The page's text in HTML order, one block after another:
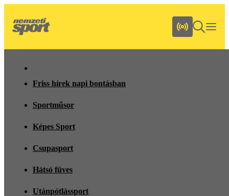
Friss hírek napi bontásban
Sportműsor
Képes Sport
Csupasport
Hátsó füves
Utánpótlássport